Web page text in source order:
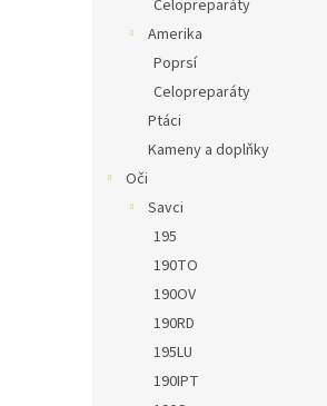
Celopreparáty
Amerika
Poprsí
Celopreparáty
Ptáci
Kameny a doplňky
Oči
Savci
195
190TO
190OV
190RD
195LU
190IPT